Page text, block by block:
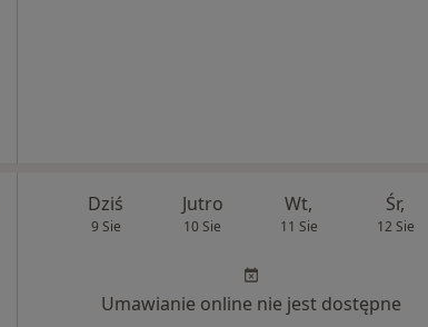
Dziś
9 Sie
Jutro
10 Sie
Wt,
11 Sie
Śr,
12 Sie
Umawianie online nie jest dostępne